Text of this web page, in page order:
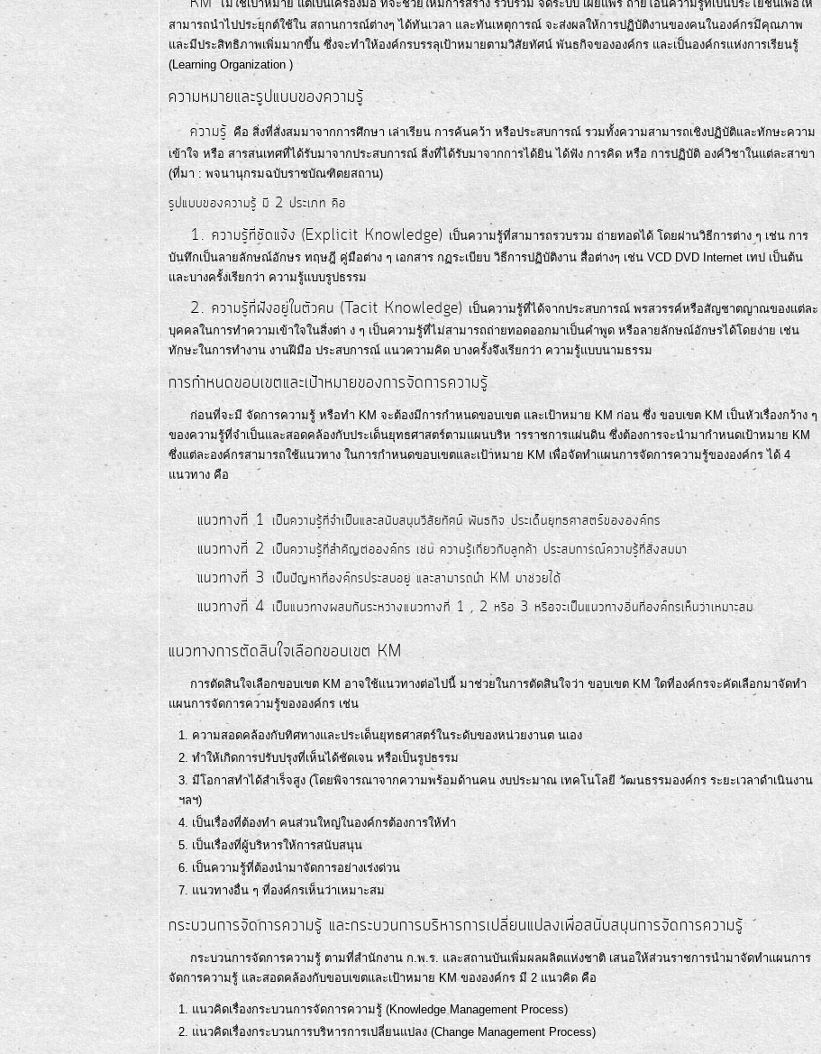
ไม่ใช่เป้าหมาย แต่เป็นเครื่องมือ ที่จะช่วยให้มีการสร้าง รวบรวม จัดระบบ เผยแพร่ ถ่ายโอนความรู้ที่เป็นประโยชน์เพื่อให้
สามารถนำไปประยุกต์ใช้ใน สถานการณ์ต่างๆ ได้ทันเวลา และทันเหตุการณ์ จะส่งผลให้การปฏิบัติงานของคนในองค์กรมีคุณภาพ
และมีประสิทธิภาพเพิ่มมากขึ้น ซึ่งจะทำให้องค์กรบรรลุเป้าหมายตามวิสัยทัศน์ พันธกิจขององค์กร และเป็นองค์กรแห่งการเรียนรู้
(Learning Organization )
ความหมายและรูปแบบของความรู้
ความรู้ คือ สิ่งที่สั่งสมมาจากการศึกษา เล่าเรียน การค้นคว้า หรือประสบการณ์ รวมทั้งความสามารถเชิงปฏิบัติและทักษะความ
เข้าใจ หรือ สารสนเทศที่ได้รับมาจากประสบการณ์ สิ่งที่ได้รับมาจากการได้ยิน ได้ฟัง การคิด หรือ การปฏิบัติ องค์วิชาในแต่ละสาขา
(ที่มา : พจนานุกรมฉบับราชบัณฑิตยสถาน)
รูปแบบของความรู้ มี 2 ประเภท คือ
1. ความรู้ที่ชัดแจ้ง (Explicit Knowledge) เป็นความรู้ที่สามารถรวบรวม ถ่ายทอดได้ โดยผ่านวิธีการต่าง ๆ เช่น การ
บันทึกเป็นลายลักษณ์อักษร ทฤษฎี คู่มือต่าง ๆ เอกสาร กฏระเบียบ วิธีการปฏิบัติงาน สื่อต่างๆ เช่น VCD DVD Internet เทป เป็นต้น
และบางครั้งเรียกว่า ความรู้แบบรูปธรรม
2. ความรู้ที่ฝังอยู่ในตัวคน (Tacit Knowledge) เป็นความรู้ที่ได้จากประสบการณ์ พรสวรรค์หรือสัญชาตญาณของแต่ละ
บุคคลในการทำความเข้าใจในสิ่งต่า ง ๆ เป็นความรู้ที่ไม่สามารถถ่ายทอดออกมาเป็นคำพูด หรือลายลักษณ์อักษรได้โดยง่าย เช่น
ทักษะในการทำงาน งานฝีมือ ประสบการณ์ แนวความคิด บางครั้งจึงเรียกว่า ความรู้แบบนามธรรม
การกำหนดขอบเขตและเป้าหมายของการจัดการความรู้
ก่อนที่จะมี จัดการความรู้ หรือทำ KM จะต้องมีการกำหนดขอบเขต และเป้าหมาย KM ก่อน ซึ่ง ขอบเขต KM เป็นหัวเรื่องกว้าง ๆ
ของความรู้ที่จำเป็นและสอดคล้องกับประเด็นยุทธศาสตร์ตามแผนบริห ารราชการแผ่นดิน ซึ่งต้องการจะนำมากำหนดเป้าหมาย KM
ซึ่งแต่ละองค์กรสามารถใช้แนวทาง ในการกำหนดขอบเขตและเป้าหมาย KM เพื่อจัดทำแผนการจัดการความรู้ขององค์กร ได้ 4
แนวทาง คือ
แนวทางที่ 1 เป็นความรู้ที่จำเป็นและสนับสนุนวิสัยทัศน์ พันธกิจ ประเด็นยุทธศาสตร์ขององค์กร
แนวทางที่ 2 เป็นความรู้ที่สำคัญต่อองค์กร เช่น ความรู้เกี่ยวกับลูกค้า ประสบการณ์ความรู้ที่สั่งสมมา
แนวทางที่ 3 เป็นปัญหาที่องค์กรประสบอยู่ และสามารถนำ KM มาช่วยได้
แนวทางที่ 4 เป็นแนวทางผสมกันระหว่างแนวทางที่ 1 , 2 หรือ 3 หรือจะเป็นแนวทางอื่นที่องค์กรเห็นว่าเหมาะสม
แนวทางการตัดสินใจเลือกขอบเขต KM
การตัดสินใจเลือกขอบเขต KM อาจใช้แนวทางต่อไปนี้ มาช่วยในการตัดสินใจว่า ขอบเขต KM ใดที่องค์กรจะคัดเลือกมาจัดทำ
แผนการจัดการความรู้ขององค์กร เช่น
ความสอดคล้องกับทิศทางและประเด็นยุทธศาสตร์ในระดับของหน่วยงานต นเอง
ทำให้เกิดการปรับปรุงที่เห็นได้ชัดเจน หรือเป็นรูปธรรม
มีโอกาสทำได้สำเร็จสูง (โดยพิจารณาจากความพร้อมด้านคน งบประมาณ เทคโนโลยี วัฒนธรรมองค์กร ระยะเวลาดำเนินงาน
ฯลฯ)
เป็นเรื่องที่ต้องทำ คนส่วนใหญ่ในองค์กรต้องการให้ทำ
เป็นเรื่องที่ผู้บริหารให้การสนับสนุน
เป็นความรู้ที่ต้องนำมาจัดการอย่างเร่งด่วน
แนวทางอื่น ๆ ที่องค์กรเห็นว่าเหมาะสม
กระบวนการจัดการความรู้ และกระบวนการบริหารการเปลี่ยนแปลงเพื่อสนับสนุนการจัดการความรู้
กระบวนการจัดการความรู้ ตามที่สำนักงาน ก.พ.ร. และสถานบันเพิ่มผลผลิตแห่งชาติ เสนอให้ส่วนราชการนำมาจัดทำแผนการ
จัดการความรู้ และสอดคล้องกับขอบเขตและเป้าหมาย KM ขององค์กร มี 2 แนวคิด คือ
แนวคิดเรื่องกระบวนการจัดการความรู้ (Knowledge Management Process)
แนวคิดเรื่องกระบวนการบริหารการเปลี่ยนแปลง (Change Management Process)